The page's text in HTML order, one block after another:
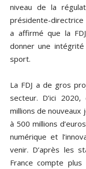
niveau de la
présidente-directrice
a affirmé que la
donner une intégrité
sport.
La FDJ a de gros
secteur. D’ici
millions de nouveaux
à 500 millions
numérique et
venir. D’après les
France compte